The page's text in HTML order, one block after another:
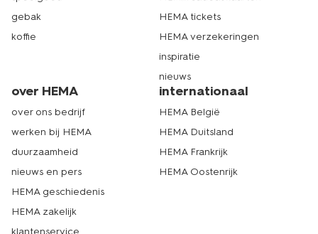
gebak
koffie
HEMA tickets
HEMA verzekeringen
inspiratie
nieuws
over HEMA
over ons bedrijf
werken bij HEMA
duurzaamheid
nieuws en pers
HEMA geschiedenis
HEMA zakelijk
klantenservice
internationaal
HEMA België
HEMA Duitsland
HEMA Frankrijk
HEMA Oostenrijk